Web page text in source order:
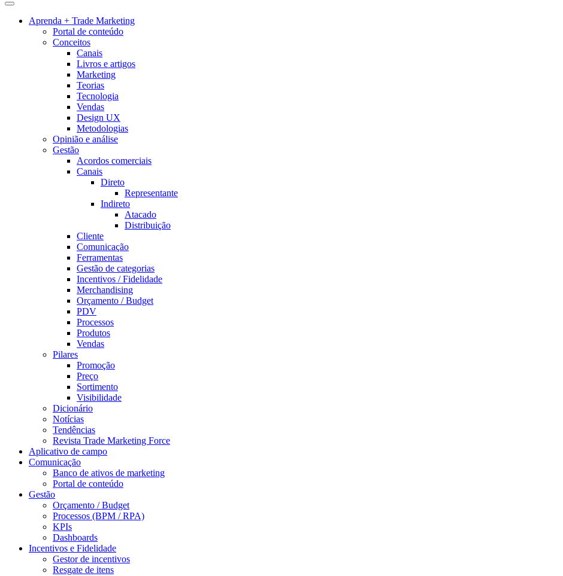
Aprenda + Trade Marketing
Portal de conteúdo
Conceitos
Canais
Livros e artigos
Marketing
Teorias
Tecnologia
Vendas
Design UX
Metodologias
Opinião e análise
Gestão
Acordos comerciais
Canais
Direto
Representante
Indireto
Atacado
Distribuição
Cliente
Comunicação
Ferramentas
Gestão de categorias
Incentivos / Fidelidade
Merchandising
Orçamento / Budget
PDV
Processos
Produtos
Vendas
Pilares
Promoção
Preço
Sortimento
Visibilidade
Dicionário
Notícias
Tendências
Revista Trade Marketing Force
Aplicativo de campo
Comunicação
Banco de ativos de marketing
Portal de conteúdo
Gestão
Orçamento / Budget
Processos (BPM / RPA)
KPIs
Dashboards
Incentivos e Fidelidade
Gestor de incentivos
Resgate de itens